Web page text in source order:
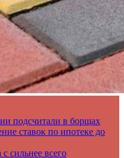
подсчитали в борщах
ставок по ипотеке до
сильнее всего